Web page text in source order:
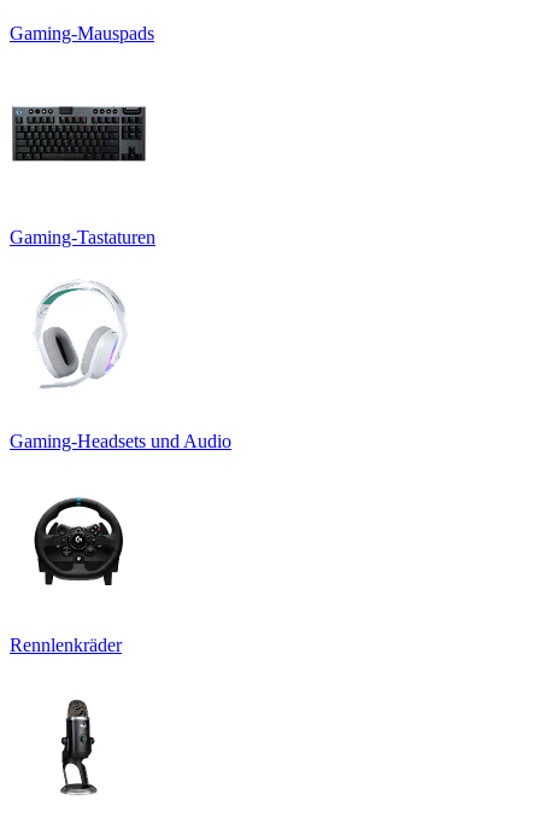
Gaming-Mauspads
Gaming-Tastaturen
Gaming-Headsets und Audio
Rennlenkräder